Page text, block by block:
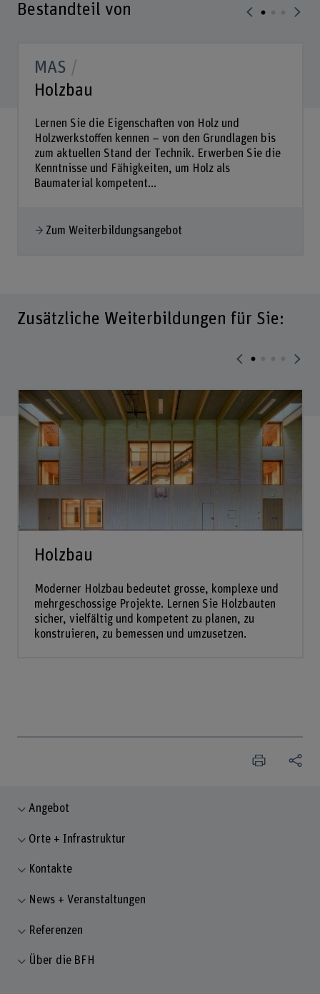
Bestandteil von
MAS
Holzbau
Lernen Sie die Eigenschaften von Holz und
Holzwerkstoffen kennen – von den Grundlagen bis
zum aktuellen Stand der Technik. Erwerben Sie die
Kenntnisse und Fähigkeiten, um Holz als
Baumaterial kompetent...
Zum Weiterbildungsangebot
Zusätzliche Weiterbildungen für Sie:
Holzbau
Moderner Holzbau bedeutet grosse, komplexe und
mehrgeschossige Projekte. Lernen Sie Holzbauten
sicher, vielfältig und kompetent zu planen, zu
konstruieren, zu bemessen und umzusetzen.
Angebot
Orte + Infrastruktur
Kontakte
News + Veranstaltungen
Referenzen
Über die BFH